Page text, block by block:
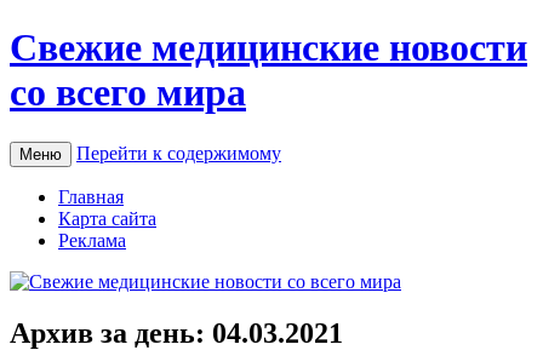
Свежие медицинские новости
со всего мира
Меню Перейти к содержимому
Главная
Карта сайта
Реклама
Архив за день: 04.03.2021